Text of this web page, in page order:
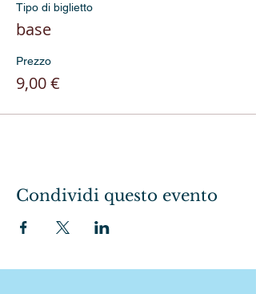
Tipo di biglietto
base
Prezzo
9,00 €
Condividi questo evento